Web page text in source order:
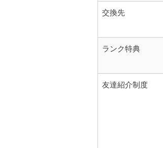
交換先
ランク特典
友達紹介制度